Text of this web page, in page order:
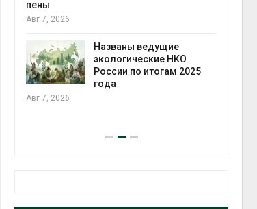
пены
Авг 7, 2026
Названы ведущие
экологические НКО
России по итогам 2025
года
Авг 7, 2026